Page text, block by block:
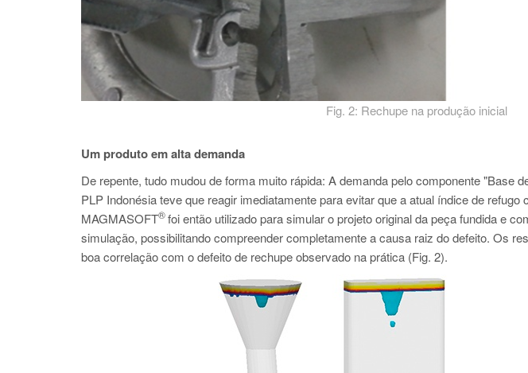
Fig. 2: Rechupe na produção inicial
Um produto em alta demanda
De repente, tudo mudou de forma muito rápida: A demanda pelo componente "Base
PLP Indonésia teve que reagir imediatamente para evitar que a atual índice de
MAGMASOFT
®foi então utilizado para simular o projeto original da peça fundida e
simulação, possibilitando compreender completamente a causa raiz do defeito. Os
boa correlação com o defeito de rechupe observado na prática (Fig. 2).